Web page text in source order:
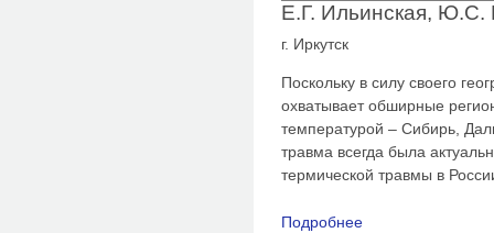
Е.Г. Ильинская, Ю.С.
г. Иркутск
Поскольку в силу своего
охватывает обширные
температурой – Сибирь,
травма всегда была
термической травмы в
Подробнее